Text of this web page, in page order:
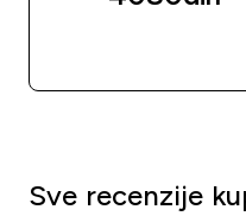
Sve recenzije